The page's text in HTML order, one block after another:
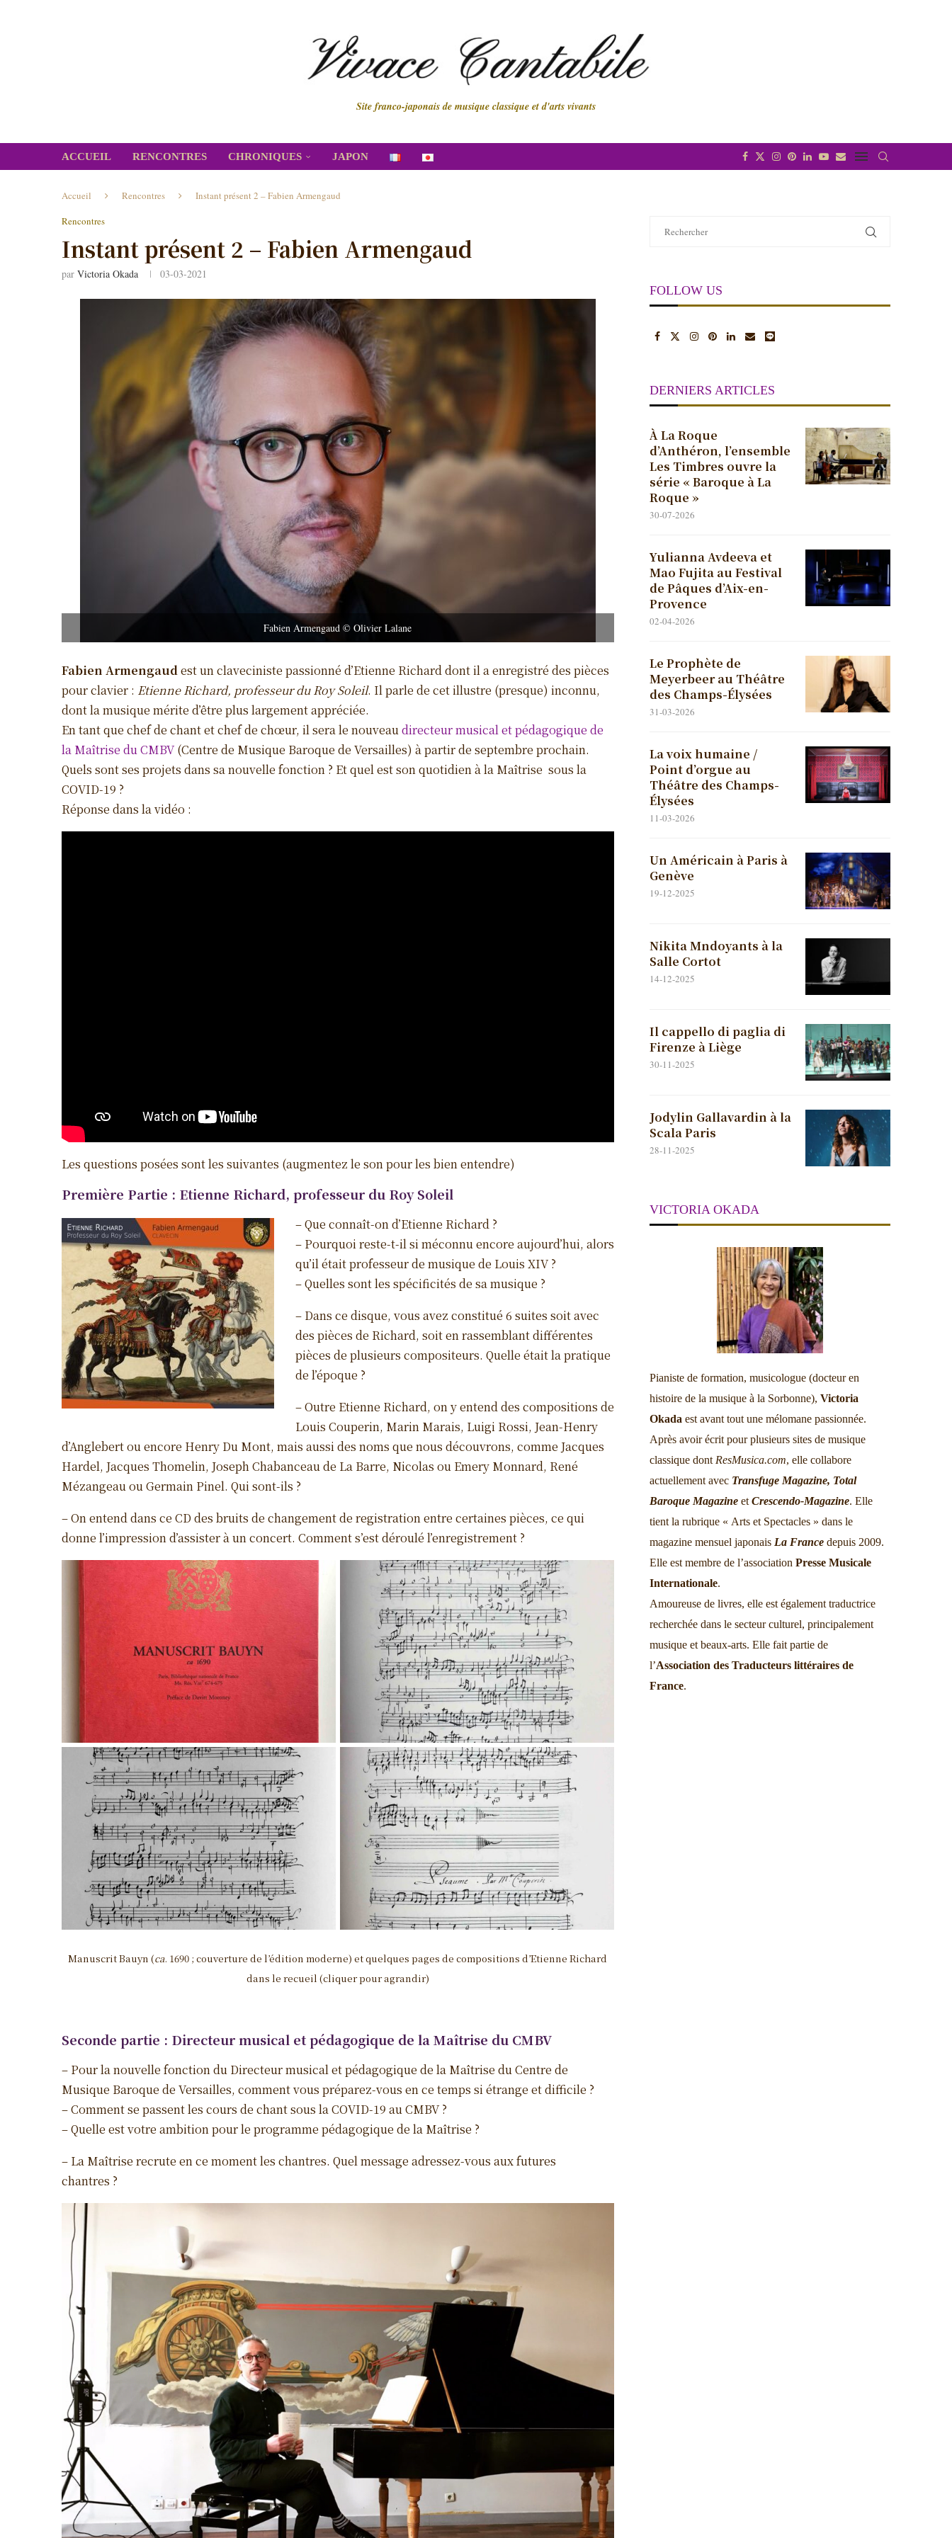
Site franco-japonais de musique classique et d'arts vivants
ACCUEIL RENCONTRES CHRONIQUES JAPON
Accueil Rencontres
Instant présent 2 – Fabien Armengaud
Rencontres
Instant présent 2 – Fabien Armengaud
par Victoria Okada 03-03-2021
Fabien Armengaud © Olivier Lalane
Fabien Armengaudest un claveciniste passionné d’Etienne Richard dont il a enregistré des pièces
pour clavier : Etienne Richard, professeur du Roy Soleil. Il parle de cet illustre (presque) inconnu,
dont la musique mérite d’être plus largement appréciée.
En tant que chef de chant et chef de chœur, il sera le nouveaudirecteur musical et pédagogique de
la Maîtrise du CMBV(Centre de Musique Baroque de Versailles) à partir de septembre prochain.
Quels sont ses projets dans sa nouvelle fonction ? Et quel est son quotidien à la Maîtrise sous la
COVID-19 ?
Réponse dans la vidéo :
Les questions posées sont les suivantes (augmentez le son pour les bien entendre)
Première Partie : Etienne Richard, professeur du Roy Soleil
– Que connaît-on d’Etienne Richard ?
– Pourquoi reste-t-il si méconnu encore aujourd’hui, alors
qu’il était professeur de musique de Louis XIV ?
– Quelles sont les spécificités de sa musique ?
– Dans ce disque, vous avez constitué 6 suites soit avec
des pièces de Richard, soit en rassemblant différentes
pièces de plusieurs compositeurs. Quelle était la pratique
de l’époque ?
– Outre Etienne Richard, on y entend des compositions de
Louis Couperin, Marin Marais, Luigi Rossi, Jean-Henry
d’Anglebert ou encore Henry Du Mont, mais aussi des noms que nous découvrons, comme Jacques
Hardel, Jacques Thomelin, Joseph Chabanceau de La Barre, Nicolas ou Emery Monnard, René
Mézangeau ou Germain Pinel. Qui sont-ils ?
– On entend dans ce CD des bruits de changement de registration entre certaines pièces, ce qui
donne l’impression d’assister à un concert. Comment s’est déroulé l’enregistrement ?
Manuscrit Bauyn (ca. 1690 ; couverture de l’édition moderne) et quelques pages de compositions d’Etienne Richard
dans le recueil (cliquer pour agrandir)
Seconde partie : Directeur musical et pédagogique de la Maîtrise du CMBV
– Pour la nouvelle fonction du Directeur musical et pédagogique de la Maîtrise du Centre de
Musique Baroque de Versailles, comment vous préparez-vous en ce temps si étrange et difficile ?
– Comment se passent les cours de chant sous la COVID-19 au CMBV ?
– Quelle est votre ambition pour le programme pédagogique de la Maîtrise ?
– La Maîtrise recrute en ce moment les chantres. Quel message adressez-vous aux futures
chantres ?
FOLLOW US
DERNIERS ARTICLES
À La Roque
d’Anthéron, l’ensemble
Les Timbres ouvre la
série « Baroque à La
Roque »
30-07-2026
Yulianna Avdeeva et
Mao Fujita au Festival
de Pâques d’Aix-en-
Provence
02-04-2026
Le Prophète de
Meyerbeer au Théâtre
des Champs-Élysées
31-03-2026
La voix humaine /
Point d’orgue au
Théâtre des Champs-
Élysées
11-03-2026
Un Américain à Paris à
Genève
19-12-2025
Nikita Mndoyants à la
Salle Cortot
14-12-2025
Il cappello di paglia di
Firenze à Liège
30-11-2025
Jodylin Gallavardin à la
Scala Paris
28-11-2025
VICTORIA OKADA
Pianiste de formation, musicologue (docteur en
histoire de la musique à la Sorbonne), Victoria
Okada est avant tout une mélomane passionnée.
Après avoir écrit pour plusieurs sites de musique
classique dont ResMusica.com, elle collabore
actuellement avec Transfuge Magazine, Total
Baroque Magazine et Crescendo-Magazine. Elle
tient la rubrique « Arts et Spectacles » dans le
magazine mensuel japonais La France depuis 2009.
Elle est membre de l’association Presse Musicale
Internationale.
Amoureuse de livres, elle est également traductrice
recherchée dans le secteur culturel, principalement
musique et beaux-arts. Elle fait partie de
l’Association des Traducteurs littéraires de
France.